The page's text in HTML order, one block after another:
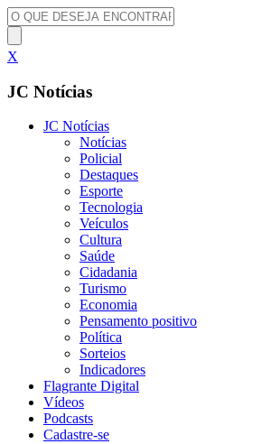
X
JC Notícias
JC Notícias
Notícias
Policial
Destaques
Esporte
Tecnologia
Veículos
Cultura
Saúde
Cidadania
Turismo
Economia
Pensamento positivo
Política
Sorteios
Indicadores
Flagrante Digital
Vídeos
Podcasts
Cadastre-se